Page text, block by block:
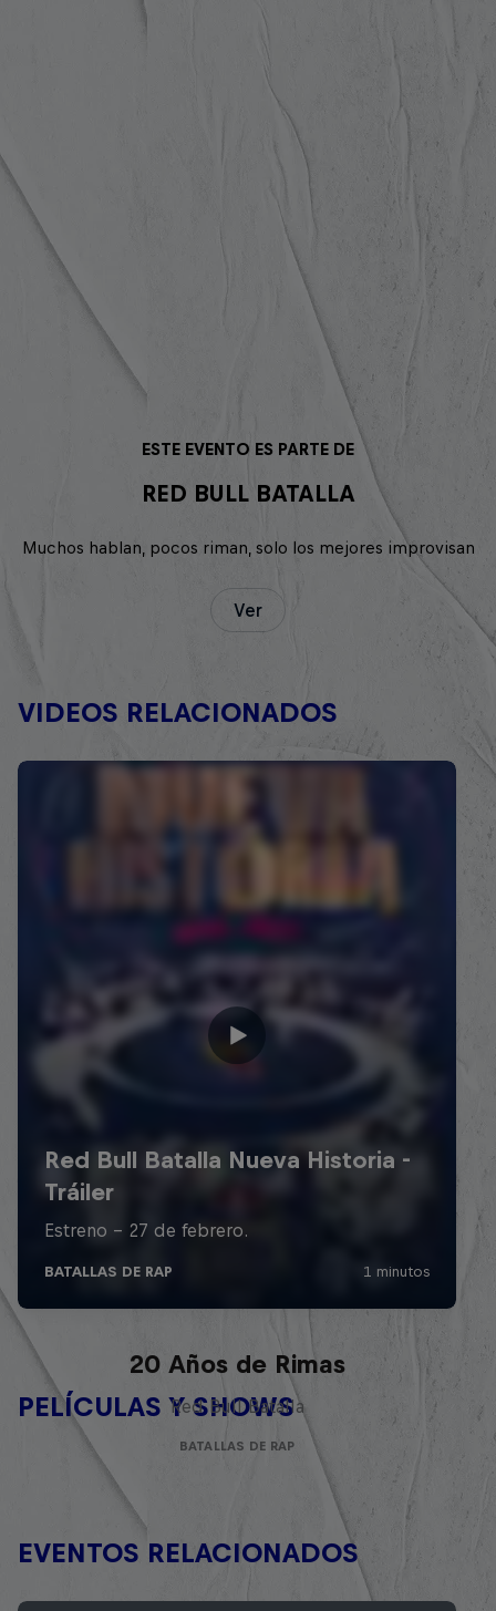
ESTE EVENTO ES PARTE DE
RED BULL BATALLA
Muchos hablan, pocos riman, solo los mejores improvisan
Ver
VIDEOS RELACIONADOS
PELÍCULAS Y SHOWS
Red Bull Batalla Nueva Historia:
20 Años de Rimas
Red Bull Batalla
BATALLAS DE RAP
EVENTOS RELACIONADOS